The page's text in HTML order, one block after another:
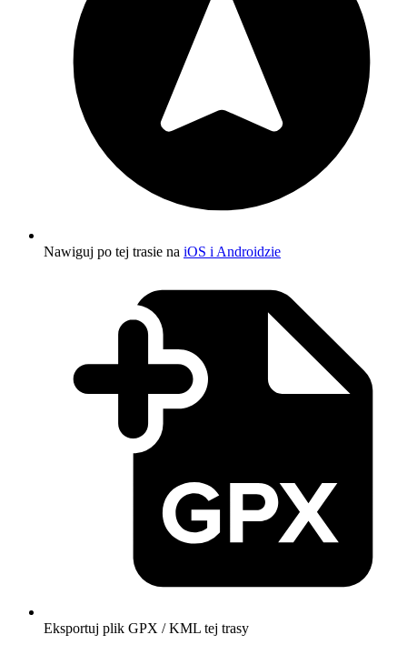
Nawiguj po tej trasie na iOS i Androidzie
Eksportuj plik GPX / KML tej trasy